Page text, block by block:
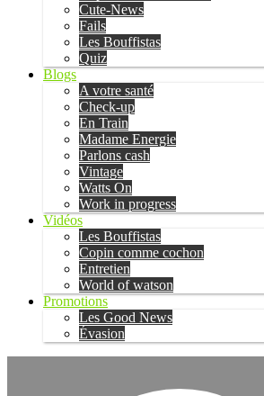
Cute-News
Fails
Les Bouffistas
Quiz
Blogs
A votre santé
Check-up
En Train
Madame Energie
Parlons cash
Vintage
Watts On
Work in progress
Vidéos
Les Bouffistas
Copin comme cochon
Entretien
World of watson
Promotions
Les Good News
Évasion